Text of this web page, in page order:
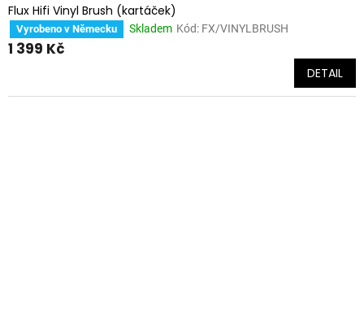
Flux Hifi Vinyl Brush (kartáček)
Vyrobeno v Německu Skladem Kód: FX/VINYLBRUSH
1 399 Kč
DETAIL